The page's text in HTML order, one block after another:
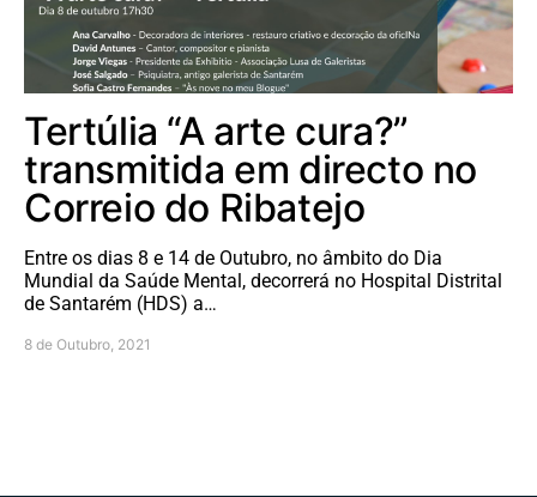
Tertúlia “A arte cura?”
transmitida em directo no
Correio do Ribatejo
Entre os dias 8 e 14 de Outubro, no âmbito do Dia
Mundial da Saúde Mental, decorrerá no Hospital Distrital
de Santarém (HDS) a…
8 de Outubro, 2021